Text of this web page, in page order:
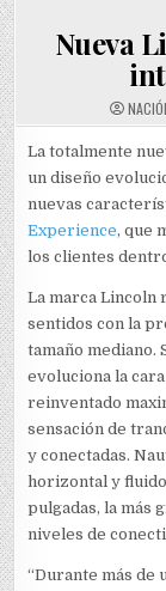
Nueva
La totalmente
un diseño
nuevas
Experience, que
los clientes
La marca Lincoln
sentidos con la
tamaño
evoluciona la
reinventado
sensación de
y conectadas.
horizontal y
pulgadas, la más
niveles de
“Durante más de